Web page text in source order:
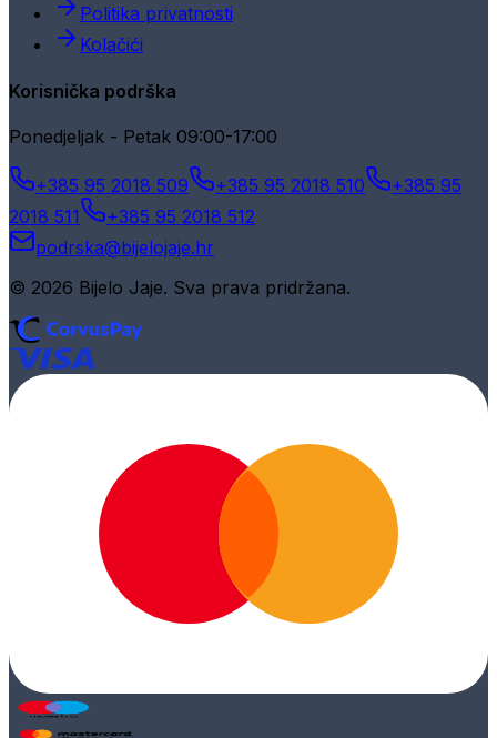
Politika privatnosti
Kolačići
Korisnička podrška
Ponedjeljak - Petak 09:00-17:00
+385 95 2018 509 +385 95 2018 510
+385 95
2018 511
+385 95 2018 512
podrska@bijelojaje.hr
© 2026 Bijelo Jaje. Sva prava pridržana.